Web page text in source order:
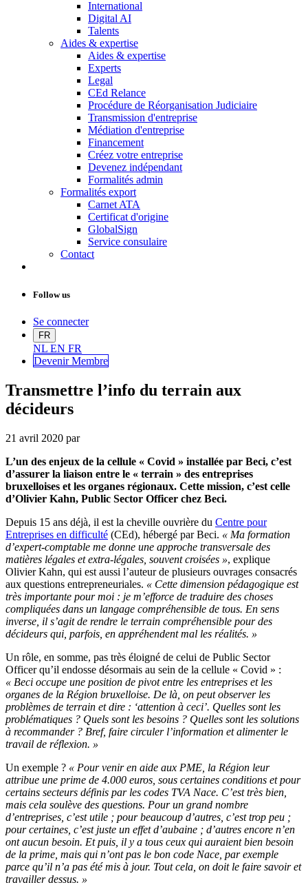
International
Digital AI
Talents
Aides & expertise
Aides & expertise
Experts
Legal
CEd Relance
Procédure de Réorganisation Judiciaire
Transmission d'entreprise
Médiation d'entreprise
Financement
Créez votre entreprise
Devenez indépendant
Formalités admin
Formalités export
Carnet ATA
Certificat d'origine
GlobalSign
Service consulaire
Contact
Follow us
Se connecter
FR
NL EN FR
Devenir Membre
Transmettre l’info du terrain aux
décideurs
21 avril 2020 par
L’un des enjeux de la cellule « Covid » installée par Beci, c’est
d’assurer la liaison entre le « terrain » des entreprises
bruxelloises et les organes régionaux. Cette mission, c’est celle
d’Olivier Kahn, Public Sector Officer chez Beci.
Depuis 15 ans déjà, il est la cheville ouvrière du Centre pour
Entreprises en difficulté (CEd), hébergé par Beci. « Ma formation
d’expert-comptable me donne une approche transversale des
matières légales et extra-légales, souvent croisées », explique
Olivier Kahn, qui est aussi l’auteur de plusieurs ouvrages consacrés
aux questions entrepreneuriales. « Cette dimension pédagogique est
très importante pour moi : je m’efforce de traduire des choses
compliquées dans un langage compréhensible de tous. En sens
inverse, il s’agit de rendre le terrain compréhensible pour des
décideurs qui, parfois, en appréhendent mal les réalités. »
Un rôle, en somme, pas très éloigné de celui de Public Sector
Officer qu’il endosse désormais au sein de la cellule « Covid » :
« Beci occupe une position de pivot entre les entreprises et les
organes de la Région bruxelloise. De là, on peut observer les
problèmes de terrain et dire : ‘attention à ceci’. Quelles sont les
problématiques ? Quels sont les besoins ? Quelles sont les solutions
à recommander ? Bref, faire circuler l’information et alimenter le
travail de réflexion. »
Un exemple ? « Pour venir en aide aux PME, la Région leur
attribue une prime de 4.000 euros, sous certaines conditions et pour
certains secteurs définis par les codes TVA Nace. C’est très bien,
mais cela soulève des questions. Pour un grand nombre
d’entreprises, c’est utile ; pour beaucoup d’autres, c’est trop peu ;
pour certaines, c’est juste un effet d’aubaine ; d’autres encore n’en
ont aucun besoin. Et puis, il y a tous ceux qui auraient bien besoin
de la prime, mais qui n’ont pas le bon code Nace, par exemple
parce qu’il n’a pas été mis à jour. Tout cela, on doit le faire savoir et
travailler dessus. »